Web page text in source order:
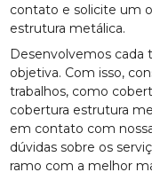
contato e solicite um
estrutura metálica.
Desenvolvemos cada
objetiva. Com isso,
trabalhos, como
cobertura estrutura
em contato com
dúvidas sobre os
ramo com a melhor